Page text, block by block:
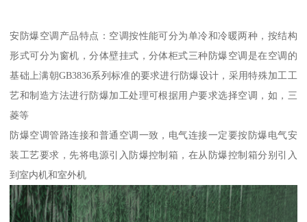
安防爆空调产品特点：空调按性能可分为单冷和冷暖两种，按结构
形式可分为窗机，分体壁挂式，分体柜式三种防爆空调是在空调的
基础上满朝GB3836系列标准的要求进行防爆设计，采用特殊加工工
艺和制造方法进行防爆加工处理可根据用户要求选择空调，如，三
菱等
防爆空调管路连接和普通空调一致，电气连接一定要按防爆电气安
装工艺要求，先将电源引入防爆控制箱，在从防爆控制箱分别引入
到室内机和室外机